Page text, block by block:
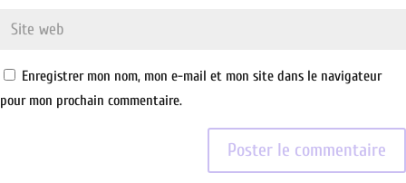
Enregistrer mon nom, mon e-mail et mon site dans le navigateur
pour mon prochain commentaire.